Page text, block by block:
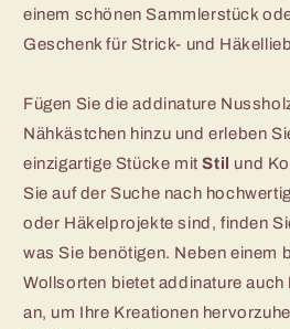
einem schönen Sammlerstück
Geschenk für Strick- und
Fügen Sie die addinature
Nähkästchen hinzu und erleben
einzigartige Stücke mitStil und
Sie auf der Suche nach
oder Häkelprojekte sind, finden
was Sie benötigen. Neben einem
Wollsorten bietet addinature auch
an, um Ihre Kreationen